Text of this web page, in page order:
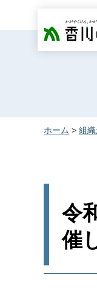
香川県
ホーム > 組
令
催